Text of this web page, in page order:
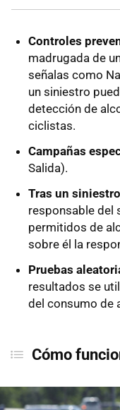
Controles
madrugada de
señalas como
un siniestro
detección de
ciclistas.
Campañas
Salida).
Tras un
responsable del
permitidos de
sobre él la
Pruebas
resultados se
del consumo de
Cómo